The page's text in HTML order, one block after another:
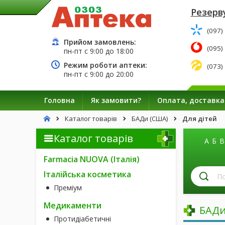
Прийом замовлень:
пн-пт с9:00 до 18:00
Режим роботи аптеки:
пн-пт с9:00 до 20:00
(097)
(095)
(073)
Головна Як замовити? Оплата, доставка
Каталог товарів БАДи (США) Для дітей
Каталог товарів
Farmacia NUOVA (Італія)
Італійська косметика
Преміум
Медикаменти
Протидіабетичні
А Б В
за